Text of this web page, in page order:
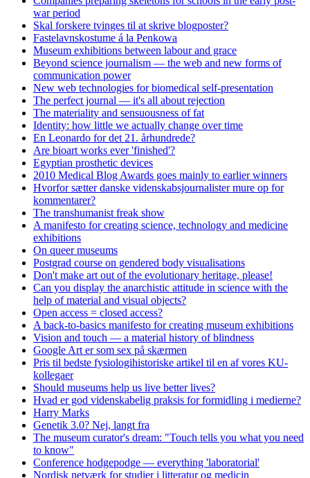
war period
Skal forskere tvinges til at skrive blogposter?
Fastelavnskostume á la Penkowa
Museum exhibitions between labour and grace
Beyond science journalism — the web and new forms of
communication power
New web technologies for biomedical self-presentation
The perfect journal — it's all about rejection
The materiality and sensuousness of fat
Identity: how little we actually change over time
En Leonardo for det 21. århundrede?
Are bioart works ever 'finished'?
Egyptian prosthetic devices
2010 Medical Blog Awards goes mainly to earlier winners
Hvorfor sætter danske videnskabsjournalister mure op for
kommentarer?
The transhumanist freak show
A manifesto for creating science, technology and medicine
exhibitions
On queer museums
Postgrad course on gendered body visualisations
Don't make art out of the evolutionary heritage, please!
Can you display the anarchistic attitude in science with the
help of material and visual objects?
Open access = closed access?
A back-to-basics manifesto for creating museum exhibitions
Vision and touch — a material history of blindness
Google Art er som sex på skærmen
Pris til bedste fysiologihistoriske artikel til en af vores KU-
kollegaer
Should museums help us live better lives?
Hvad er god videnskabelig praksis for formidling i medierne?
Harry Marks
Genetik 3.0? Nej, langt fra
The museum curator's dream: "Touch tells you what you need
to know"
Conference hodgepodge — everything 'laboratorial'
Nordisk netværk for studier i litteratur og medicin